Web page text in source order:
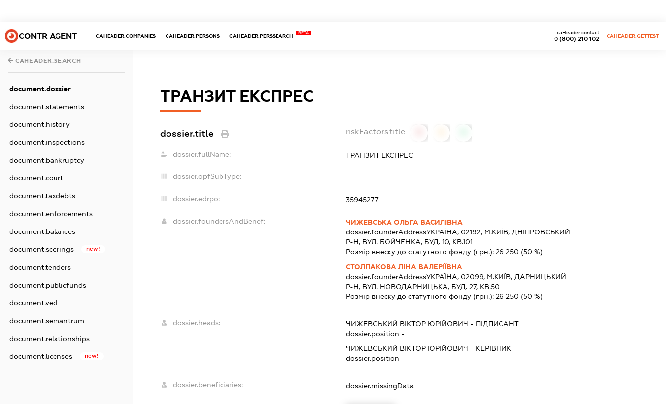
CONTR AGENT CAHEADER.COMPANIES CAHEADER.PERSONS CAHEADER.PERSSEARCH
BETA
0 (800) 210 102
caHeader.contact
CAHEADER.GETTEST
CAHEADER.SEARCH
document.dossier
document.statements
document.history
document.inspections
document.bankruptcy
document.court
document.taxdebts
document.enforcements
document.balances
document.scorings new!
document.tenders
document.publicfunds
document.ved
document.semantrum
document.relationships
document.licenses new!
ТРАНЗИТ ЕКСПРЕС
dossier.title riskFactors.title
dossier.fullName: ТРАНЗИТ ЕКСПРЕС
dossier.opfSubType: -
dossier.edrpo: 35945277
dossier.foundersAndBenef:
ЧИЖЕВСЬКА ОЛЬГА ВАСИЛІВНА
dossier.founderAddressУКРАЇНА, 02192, М.КИЇВ, ДНІПРОВСЬКИЙ
Р-Н, ВУЛ. БОЙЧЕНКА, БУД. 10, КВ.101
Розмір внеску до статутного фонду (грн.): 26 250 (50 %)
СТОЛПАКОВА ЛІНА ВАЛЕРІЇВНА
dossier.founderAddressУКРАЇНА, 02099, М.КИЇВ, ДАРНИЦЬКИЙ
Р-Н, ВУЛ. НОВОДАРНИЦЬКА, БУД. 27, КВ.50
Розмір внеску до статутного фонду (грн.): 26 250 (50 %)
dossier.heads: ЧИЖЕВСЬКИЙ ВІКТОР ЮРІЙОВИЧ - ПІДПИСАНТ
dossier.position -
ЧИЖЕВСЬКИЙ ВІКТОР ЮРІЙОВИЧ - КЕРІВНИК
dossier.position -
dossier.beneficiaries: dossier.missingData